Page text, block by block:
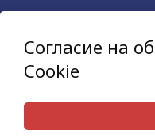
создан на
Согласие на
Cookie